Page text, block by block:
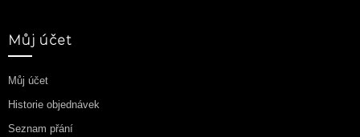
Můj účet
Můj účet
Historie objednávek
Seznam přání